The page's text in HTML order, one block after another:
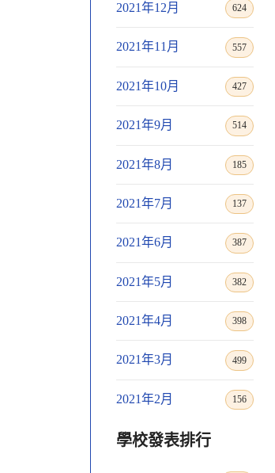
2021年12月 624
2021年11月 557
2021年10月 427
2021年9月 514
2021年8月 185
2021年7月 137
2021年6月 387
2021年5月 382
2021年4月 398
2021年3月 499
2021年2月 156
學校發表排行